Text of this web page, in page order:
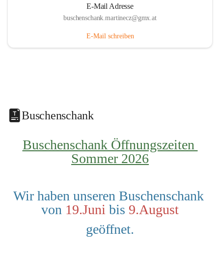
E-Mail Adresse
buschenschank.martinecz@gmx.at
E-Mail schreiben
Buschenschank
Buschenschank Öffnungszeiten
Sommer 2026
Wir haben unseren Buschenschank
von 19.Juni bis 9.August
geöffnet.